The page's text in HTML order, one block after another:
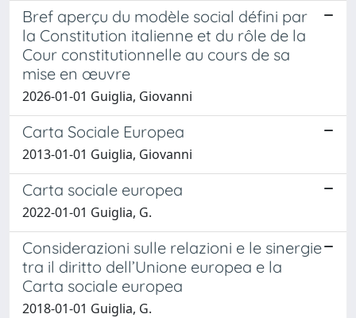
Bref aperçu du modèle social défini par
la Constitution italienne et du rôle de la
Cour constitutionnelle au cours de sa
mise en œuvre
2026-01-01 Guiglia, Giovanni
Carta Sociale Europea
2013-01-01 Guiglia, Giovanni
Carta sociale europea
2022-01-01 Guiglia, G.
Considerazioni sulle relazioni e le sinergie
tra il diritto dell’Unione europea e la
Carta sociale europea
2018-01-01 Guiglia, G.